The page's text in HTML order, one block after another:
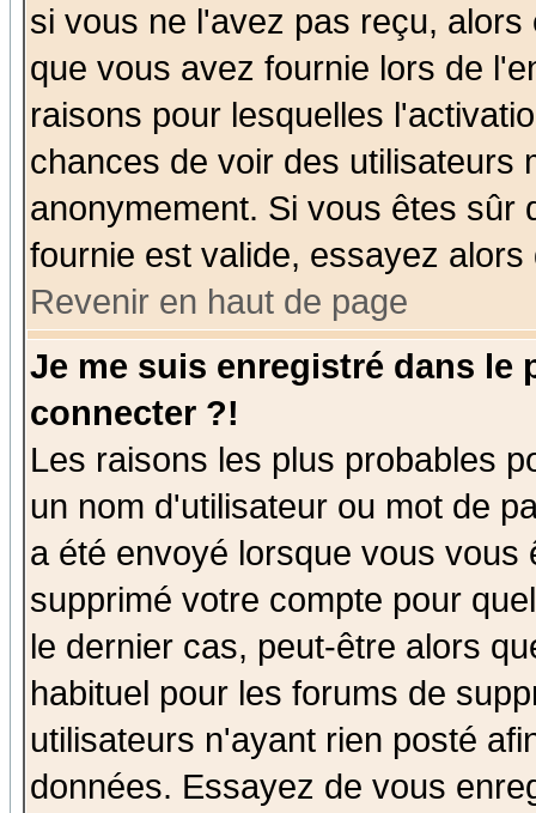
si vous ne l'avez pas reçu,
que vous avez fournie lors de
raisons pour lesquelles
chances de voir des utilisateurs
anonymement. Si vous êtes sûr
fournie est valide, essayez
Revenir en haut de page
Je me suis enregistré dans le
connecter ?!
Les raisons les plus probables
un nom d'utilisateur ou mot de
a été envoyé lorsque vous
supprimé votre compte pour
le dernier cas, peut-être alors
habituel pour les forums de
utilisateurs n'ayant rien posté
données. Essayez de vous